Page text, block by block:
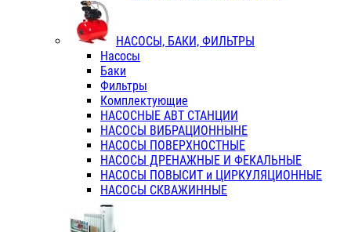
НАСОСЫ, БАКИ, ФИЛЬТРЫ
Насосы
Баки
Фильтры
Комплектующие
НАСОСНЫЕ АВТ СТАНЦИИ
НАСОСЫ ВИБРАЦИОННЫНЕ
НАСОСЫ ПОВЕРХНОСТНЫЕ
НАСОСЫ ДРЕНАЖНЫЕ И ФЕКАЛЬНЫЕ
НАСОСЫ ПОВЫСИТ и ЦИРКУЛЯЦИОННЫЕ
НАСОСЫ СКВАЖИННЫЕ